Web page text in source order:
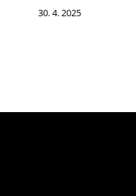
30. 4. 2025